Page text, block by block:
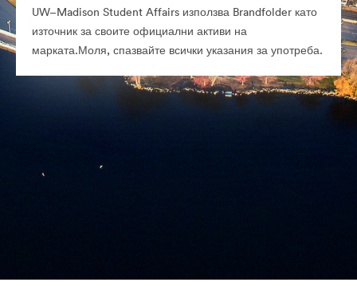
UW–Madison Student Affairs използва Brandfolder като
източник за своите официални активи на
марката.Моля, спазвайте всички указания за употреба.